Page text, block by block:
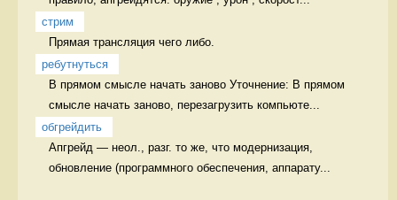
стрим
Прямая трансляция чего либо.
ребутнуться
В прямом смысле начать заново Уточнение: В прямом
смысле начать заново, перезагрузить компьюте...
обгрейдить
Апгрейд — неол., разг. то же, что модернизация,
обновление (программного обеспечения, аппарату...